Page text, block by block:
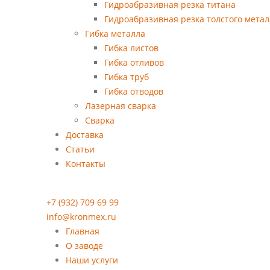
Гидроабразивная резка титана
Гидроабразивная резка толстого
Гибка металла
Гибка листов
Гибка отливов
Гибка труб
Гибка отводов
Лазерная сварка
Сварка
Доставка
Статьи
Контакты
+7 (932) 709 69 99
info@kronmex.ru
Главная
О заводе
Наши услуги